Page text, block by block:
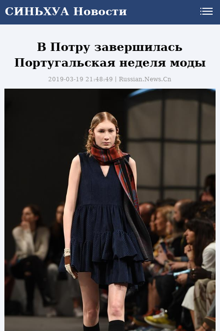
СИНЬХУА Новости
В Потру завершилась
Португальская неделя моды
2019-03-19 21:48:49丨Russian.News.Cn